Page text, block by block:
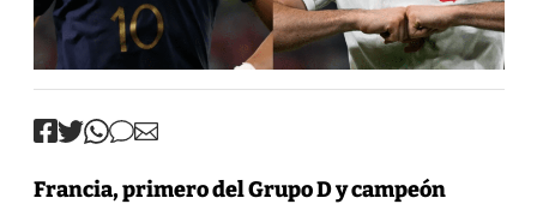
Francia, primero del Grupo D y campeón